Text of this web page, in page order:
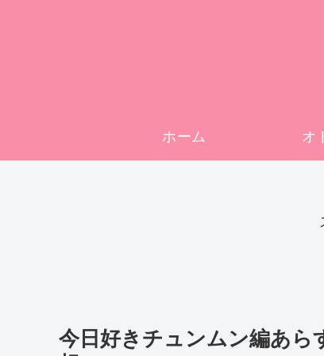
ホーム オ
今日好きチュンムン編あら